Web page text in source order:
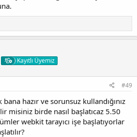
Kayıtlı Üyemiz
#49
hazır ve sorunsuz kullandığınız
misiniz birde nasıl başlatıcaz 5.50
webkit tarayıcı işe başlatıyorlar